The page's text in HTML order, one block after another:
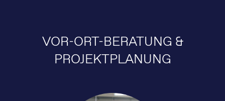
VOR-ORT-BERATUNG &
PROJEKTPLANUNG